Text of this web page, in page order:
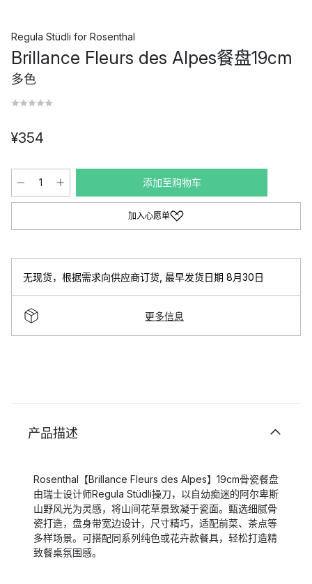
Regula Stüdli for Rosenthal
Brillance Fleurs des Alpes餐盘19cm
多色
¥354
添加至购物车
加入心愿单
无现货，根据需求向供应商订货 最早发货日期 8月30日
更多信息
产品描述
Rosenthal【Brillance Fleurs des Alpes】19cm骨瓷餐盘
由瑞士设计师Regula Stüdli操刀，以自幼痴迷的阿尔卑斯
山野风光为灵感，将山间花草景致凝于瓷面。甄选细腻骨
瓷打造，盘身带宽边设计，尺寸精巧，适配前菜、茶点等
多样场景。可搭配同系列纯色或花卉款餐具，轻松打造精
致餐桌氛围感。